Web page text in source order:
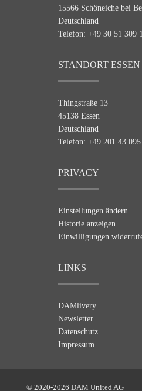
15566 Schöneiche bei
Deutschland
Telefon: +49 30 51 309
STANDORT ESSEN
Thingstraße 13
45138 Essen
Deutschland
Telefon: +49 201 43
PRIVACY
Einstellungen ändern
Historie anzeigen
Einwilligungen
LINKS
DAMlivery
Newsletter
Datenschutz
Impressum
© 2020-2026 DAM United AG